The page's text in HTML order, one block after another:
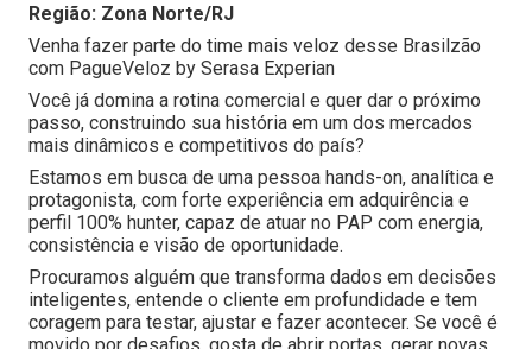
Região: Zona Norte/RJ
Venha fazer parte do time mais veloz desse Brasilzão
com PagueVeloz by Serasa Experian
Você já domina a rotina comercial e quer dar o próximo
passo, construindo sua história em um dos mercados
mais dinâmicos e competitivos do país?
Estamos em busca de uma pessoa hands-on, analítica e
protagonista, com forte experiência em adquirência e
perfil 100% hunter, capaz de atuar no PAP com energia,
consistência e visão de oportunidade.
Procuramos alguém que transforma dados em decisões
inteligentes, entende o cliente em profundidade e tem
coragem para testar, ajustar e fazer acontecer. Se você é